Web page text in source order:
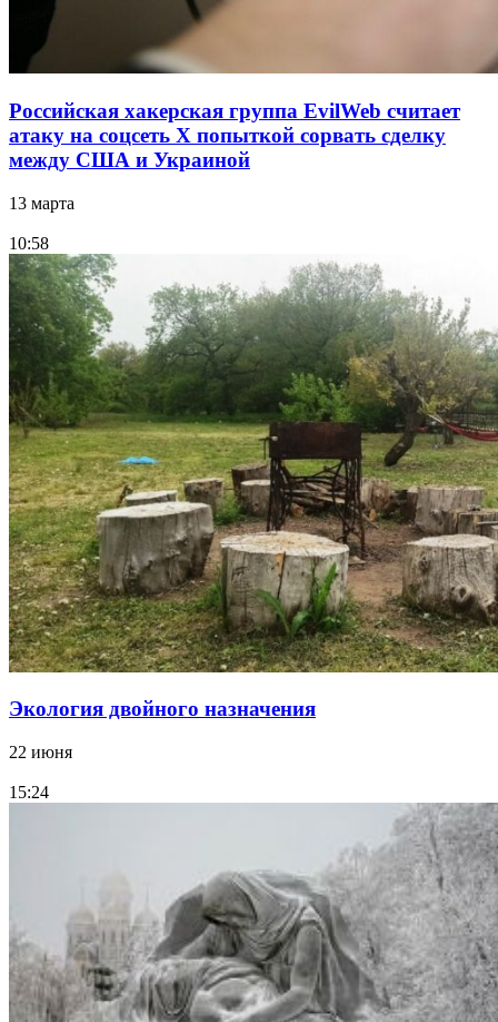
Российская хакерская группа EvilWeb считает
атаку на соцсеть Х попыткой сорвать сделку
между США и Украиной
13 марта
10:58
Экология двойного назначения
22 июня
15:24